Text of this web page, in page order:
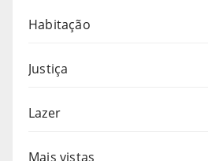
Habitação
Justiça
Lazer
Mais vistas